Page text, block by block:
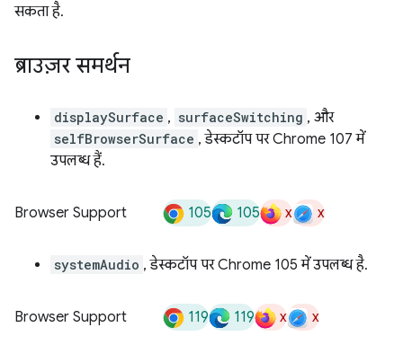
सकता है.
ब्राउज़र समर्थन
displaySurface , surfaceSwitching , और
selfBrowserSurface , डेस्कटॉप पर Chrome 107 में
उपलब्ध हैं.
Browser Support 105 105 x x
systemAudio , डेस्कटॉप पर Chrome 105 में उपलब्ध है.
Browser Support 119 119 x x